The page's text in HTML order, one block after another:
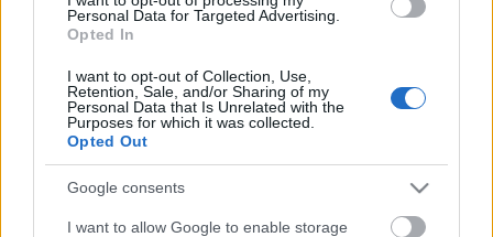
Personal Data for Targeted Advertising.
Opted In
I want to opt-out of Collection, Use,
Retention, Sale, and/or Sharing of my
Personal Data that Is Unrelated with the
Purposes for which it was collected.
Opted Out
Google consents
I want to allow Google to enable storage
HIRDETÉS